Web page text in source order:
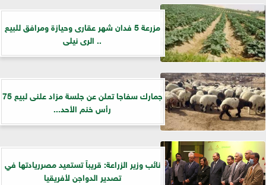
مزرعة 5 فدان شهر عقارى وحيازة ومرافق للبيع
.. الرى نيلى
جمارك سفاجا تعلن عن جلسة مزاد علنى لبيع 75
رأس خنم الأحد...
نائب وزير الزراعة: قريباً تستعيد مصرريادتها في
تصدير الدواجن لأفريقيا